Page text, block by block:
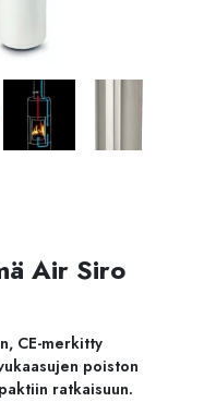
Air Siro
CE-merkitty
poiston
ratkaisuun.